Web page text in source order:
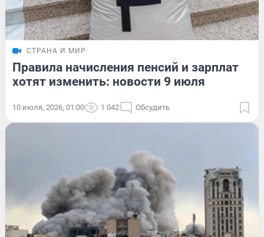
СТРАНА И МИР
Правила начисления пенсий и зарплат
хотят изменить: новости 9 июля
10 июля, 2026, 01:00 1 042 Обсудить